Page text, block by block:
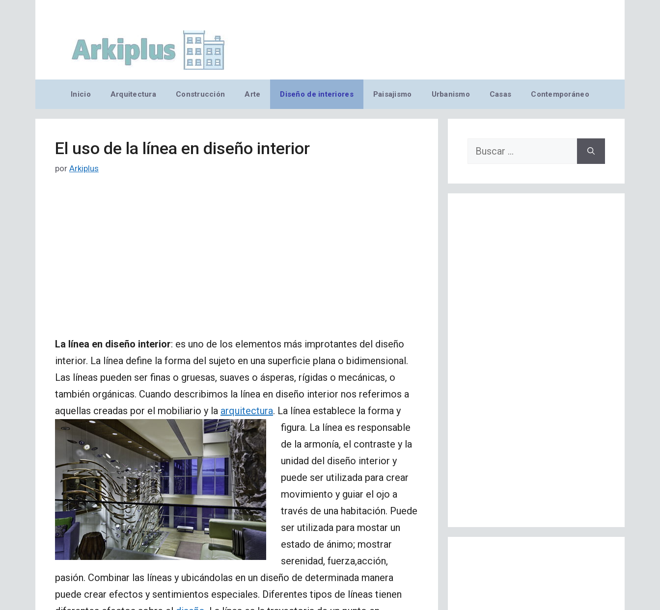
Inicio Arquitectura Construcción Arte Diseño de interiores Paisajismo Urbanismo Casas Contemporáneo
El uso de la línea en diseño interior
por Arkiplus
La línea en diseño interior: es uno de los elementos más improtantes del diseño
interior. La línea define la forma del sujeto en una superficie plana o bidimensional.
Las líneas pueden ser finas o gruesas, suaves o ásperas, rígidas o mecánicas, o
también orgánicas. Cuando describimos la línea en diseño interior nos referimos a
aquellas creadas por el mobiliario y la arquitectura. La línea establece la forma y
figura. La línea es responsable
de la armonía, el contraste y la
unidad del diseño interior y
puede ser utilizada para crear
movimiento y guiar el ojo a
través de una habitación. Puede
ser utilizada para mostar un
estado de ánimo; mostrar
serenidad, fuerza,acción,
pasión. Combinar las líneas y ubicándolas en un diseño de determinada manera
puede crear efectos y sentimientos especiales. Diferentes tipos de líneas tienen
Buscar: